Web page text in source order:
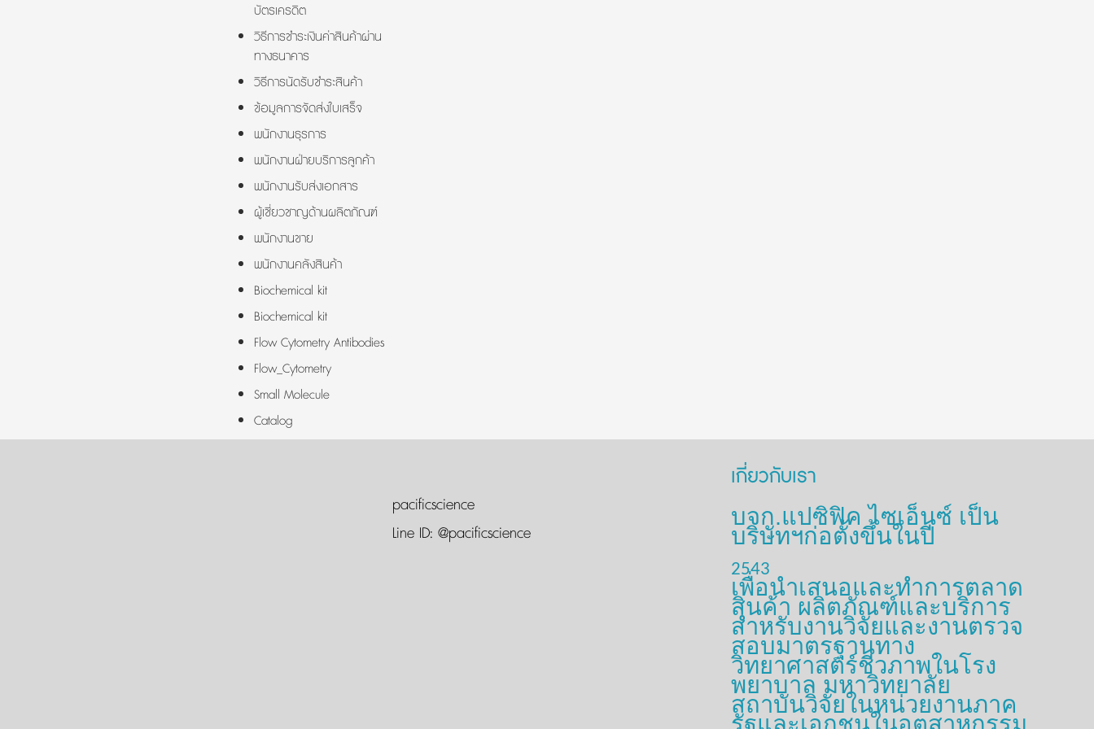
บัตรเครดิต
วิธีการชำระเงินค่าสินค้าผ่าน
ทางธนาคาร
วิธีการนัดรับชำระสินค้า
ข้อมูลการจัดส่งใบเสร็จ
พนักงานธุรการ
พนักงานฝ่ายบริการลูกค้า
พนักงานรับส่งเอกสาร
ผู้เชี่ยวชาญด้านผลิตภัณฑ์
พนักงานขาย
พนักงานคลังสินค้า
Biochemical kit
Biochemical kit
Flow Cytometry Antibodies
Flow_Cytometry
Small Molecule
Catalog
pacificscience
Line ID: @pacificscience
เกี่ยวกับเรา
บจก.แปซิฟิค ไซเอ็นซ์ เป็น
บริษัทฯก่อตั้งขึ้นในปี
2543
เพื่อนำเสนอและทำการตลาด
สินค้า ผลิตภัณฑ์และบริการ
สำหรับงานวิจัยและงานตรวจ
สอบมาตรฐานทาง
วิทยาศาสตร์ชีวภาพในโรง
พยาบาล มหาวิทยาลัย
สถาบันวิจัยในหน่วยงานภาค